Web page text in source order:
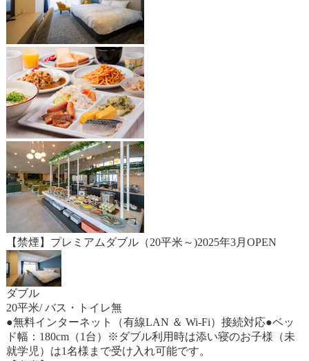
【禁煙】プレミアムダブル（20平米～)2025年3月OPEN
ダブル
20平米/ バス・トイレ無
●無料インターネット（有線LAN ＆ Wi-Fi）接続対応●ベッ
ド幅：180cm（1台）※ダブル利用時は添い寝のお子様（未
就学児）は1名様まで受け入れ可能です。